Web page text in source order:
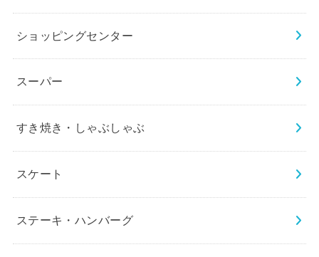
ショッピングセンター
スーパー
すき焼き・しゃぶしゃぶ
スケート
ステーキ・ハンバーグ